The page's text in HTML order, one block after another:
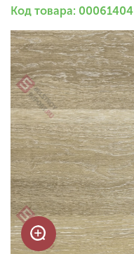
Код товара: 00061404